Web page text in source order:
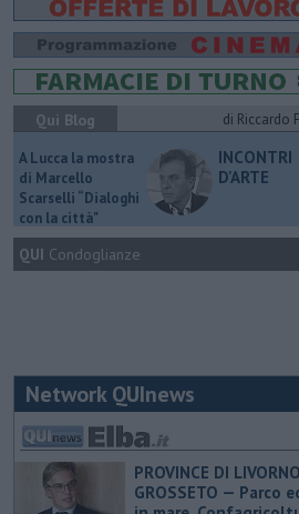
Qui Blog di Riccardo
A Lucca la mostra
di Marcello
Scarselli “Dialoghi
con la città"
INCONTRI
D'ARTE
QUI Condoglianze
Network QUInews
PROVINCE DI
GROSSETO — Parco